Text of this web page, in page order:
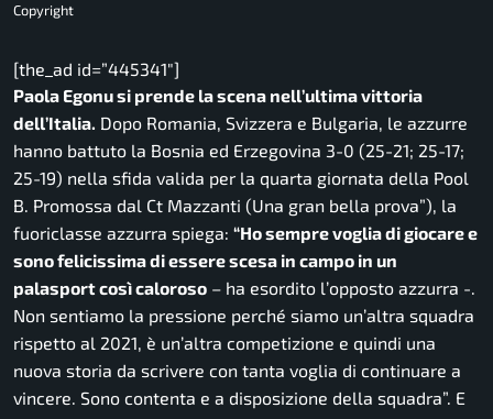
Copyright
[the_ad id=”445341″]
Paola Egonu si prende la scena nell’ultima vittoria
dell’Italia. Dopo Romania, Svizzera e Bulgaria, le azzurre
hanno battuto la Bosnia ed Erzegovina 3-0 (25-21; 25-17;
25-19) nella sfida valida per la quarta giornata della Pool
B. Promossa dal Ct Mazzanti (Una gran bella prova”), la
fuoriclasse azzurra spiega: “Ho sempre voglia di giocare e
sono felicissima di essere scesa in campo in un
palasport così caloroso – ha esordito l’opposto azzurra -.
Non sentiamo la pressione perché siamo un’altra squadra
rispetto al 2021, è un’altra competizione e quindi una
nuova storia da scrivere con tanta voglia di continuare a
vincere. Sono contenta e a disposizione della squadra”. E